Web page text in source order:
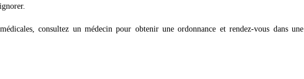
consultez un médecin pour obtenir une ordonnance et rendez-vous dans une